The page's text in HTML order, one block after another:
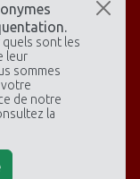
quels sont les
leur
sommes
de notre
la
et de nombreux
lyriques.
Général
Accueil